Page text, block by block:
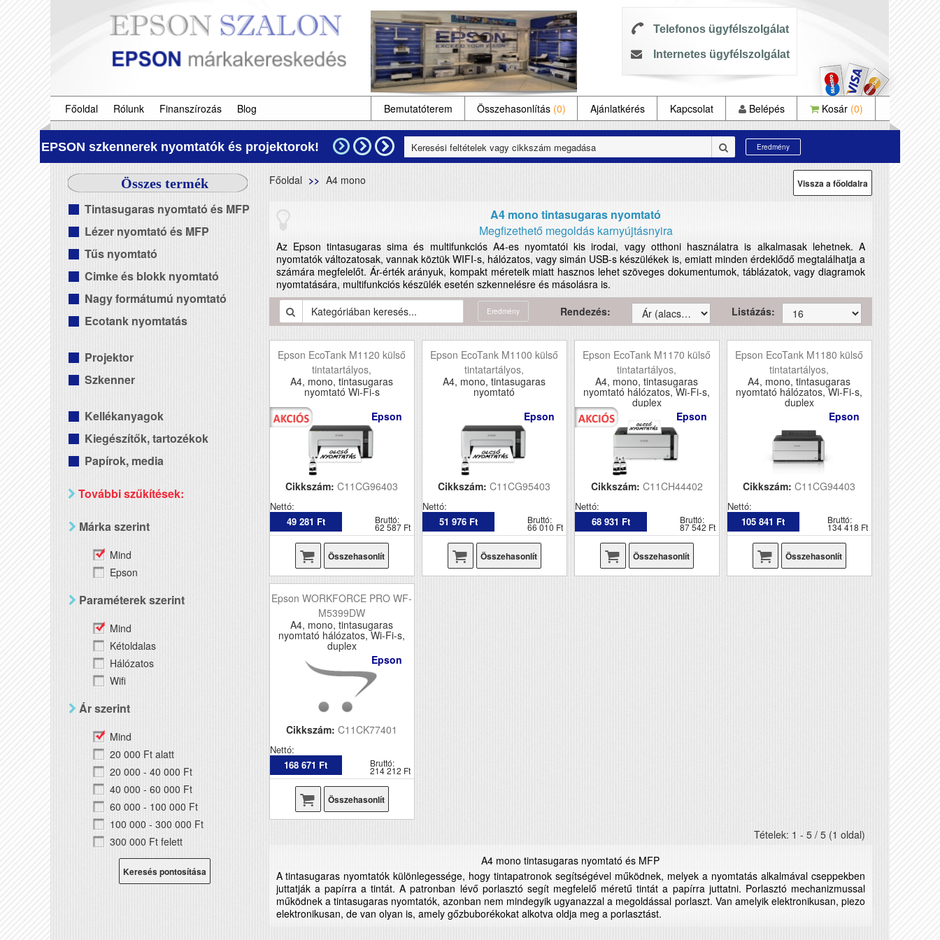
Telefonos ügyfélszolgálat
Internetes ügyfélszolgálat
Főoldal Rólunk Finanszírozás Blog Bemutatóterem Összehasonlítás (0) Ajánlatkérés Kapcsolat Belépés Kosár (0)
EPSON szkennerek nyomtatók és projektorok! Eredmény
Összes termék
Tintasugaras nyomtató és MFP
Lézer nyomtató és MFP
Tűs nyomtató
Cimke és blokk nyomtató
Nagy formátumú nyomtató
Ecotank nyomtatás
Projektor
Szkenner
Kellékanyagok
Kiegészítők, tartozékok
Papírok, media
További szűkítések:
Márka szerint
Mind
Epson
Paraméterek szerint
Mind
Kétoldalas
Hálózatos
Wifi
Ár szerint
Mind
20 000 Ft alatt
20 000 - 40 000 Ft
40 000 - 60 000 Ft
60 000 - 100 000 Ft
100 000 - 300 000 Ft
300 000 Ft felett
Keresés pontosítása
Főoldal A4 mono Vissza a főoldalra
A4 mono tintasugaras nyomtató
Megfizethető megoldás karnyújtásnyira
Az Epson tintasugaras sima és multifunkciós A4-es nyomtatói kis irodai, vagy otthoni használatra is alkalmasak lehetnek. A
nyomtatók változatosak, vannak köztük WIFI-s, hálózatos, vagy simán USB-s készülékek is, emiatt minden érdeklődő megtalálhatja a
számára megfelelőt. Ár-érték arányuk, kompakt méreteik miatt hasznos lehet szöveges dokumentumok, táblázatok, vagy diagramok
nyomtatására, multifunkciós készülék esetén szkennelésre és másolásra is.
Eredmény Rendezés: Listázás:
Epson EcoTank M1120 külső
tintatartályos,
A4, mono, tintasugaras
nyomtató Wi-Fi-s
Epson
Cikkszám:C11CG96403
Nettó:
49 281 Ft
Bruttó:
62 587 Ft
Összehasonlít
Epson EcoTank M1100 külső
tintatartályos,
A4, mono, tintasugaras
nyomtató
Epson
Cikkszám:C11CG95403
Nettó:
51 976 Ft
Bruttó:
66 010 Ft
Összehasonlít
Epson EcoTank M1170 külső
tintatartályos,
A4, mono, tintasugaras
nyomtató hálózatos, Wi-Fi-s,
duplex
Epson
Cikkszám: C11CH44402
Nettó:
68 931 Ft
Bruttó:
87 542 Ft
Összehasonlít
Epson EcoTank M1180 külső
tintatartályos,
A4, mono, tintasugaras
nyomtató hálózatos, Wi-Fi-s,
duplex
Epson
Cikkszám:C11CG94403
Nettó:
105 841 Ft
Bruttó:
134 418 Ft
Összehasonlít
Epson WORKFORCE PRO WF-
M5399DW
A4, mono, tintasugaras
nyomtató hálózatos, Wi-Fi-s,
duplex
Epson
Cikkszám:C11CK77401
Nettó:
168 671 Ft
Bruttó:
214 212 Ft
Összehasonlít
Tételek: 1 - 5 / 5 (1 oldal)
A4 mono tintasugaras nyomtató és MFP
A tintasugaras nyomtatók különlegessége, hogy tintapatronok segítségével működnek, melyek a nyomtatás alkalmával cseppekben
juttatják a papírra a tintát. A patronban lévő porlasztó segít megfelelő méretű tintát a papírra juttatni. Porlasztó mechanizmussal
működnek a tintasugaras nyomtatók, azonban nem mindegyik ugyanazzal a megoldással porlaszt. Van amelyik elektronikusan, piezo
elektronikusan, de van olyan is, amely gőzbuborékokat alkotva oldja meg a porlasztást.